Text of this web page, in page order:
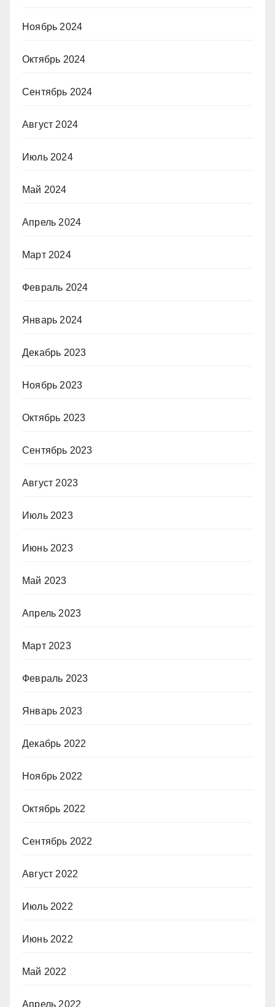
Ноябрь 2024
Октябрь 2024
Сентябрь 2024
Август 2024
Июль 2024
Май 2024
Апрель 2024
Март 2024
Февраль 2024
Январь 2024
Декабрь 2023
Ноябрь 2023
Октябрь 2023
Сентябрь 2023
Август 2023
Июль 2023
Июнь 2023
Май 2023
Апрель 2023
Март 2023
Февраль 2023
Январь 2023
Декабрь 2022
Ноябрь 2022
Октябрь 2022
Сентябрь 2022
Август 2022
Июль 2022
Июнь 2022
Май 2022
Апрель 2022